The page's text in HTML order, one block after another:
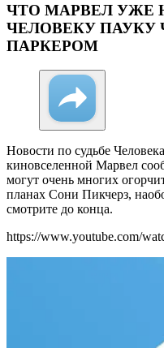
ЧТО МАРВЕЛ УЖЕ
ЧЕЛОВЕКУ ПАУКУ
ПАРКЕРОМ
Новости по судьбе
киновселенной Марвел
могут очень многих
планах Сони Пикчерз,
смотрите до конца.
https://www.youtube.com/